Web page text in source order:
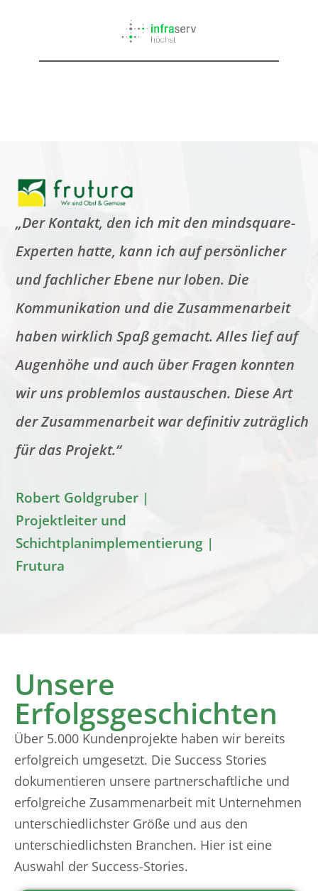
„Der Kontakt, den ich mit den mindsquare-
Experten hatte, kann ich auf persönlicher
und fachlicher Ebene nur loben. Die
Kommunikation und die Zusammenarbeit
haben wirklich Spaß gemacht. Alles lief auf
Augenhöhe und auch über Fragen konnten
wir uns problemlos austauschen. Diese Art
der Zusammenarbeit war definitiv zuträglich
für das Projekt.“
Robert Goldgruber |
Projektleiter und
Schichtplanimplementierung |
Frutura
Unsere
Erfolgsgeschichten
Über 5.000 Kundenprojekte haben wir bereits
erfolgreich umgesetzt. Die Success Stories
dokumentieren unsere partnerschaftliche und
erfolgreiche Zusammenarbeit mit Unternehmen
unterschiedlichster Größe und aus den
unterschiedlichsten Branchen. Hier ist eine
Auswahl der Success-Stories.